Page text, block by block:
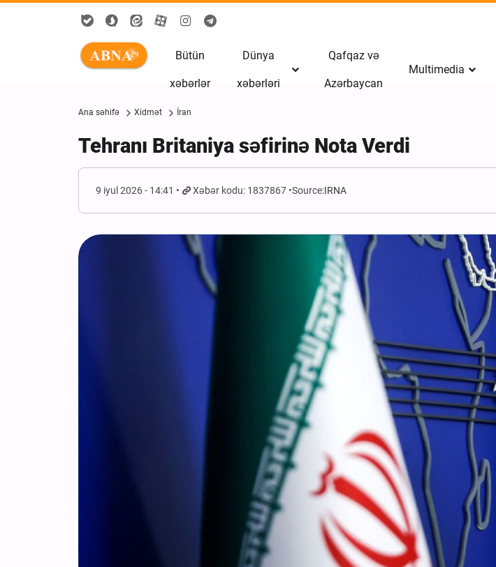
Bütün
xəbərlər
Dünya
xəbərləri
Qafqaz və
Azərbaycan
Multimedia
Ana səhifə Xidmət İran
Tehranı Britaniya səfirinə Nota Verdi
9 iyul 2026 - 14:41 Xəbər kodu: 1837867 Source:IRNA